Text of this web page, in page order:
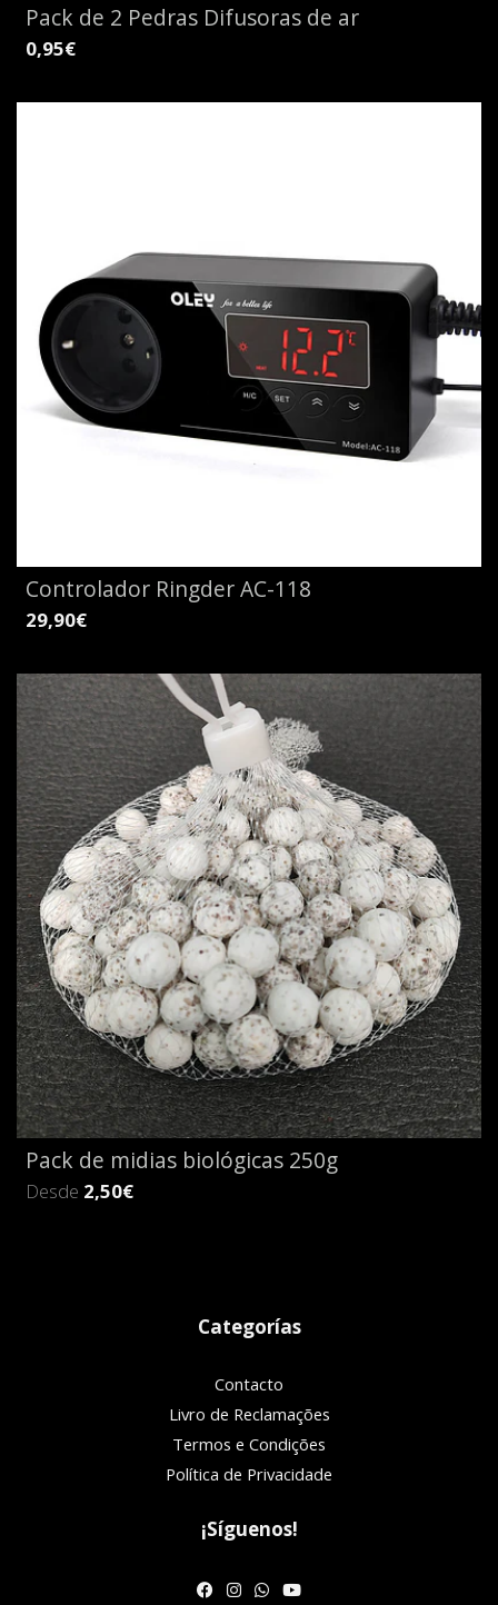
Pack de 2 Pedras Difusoras de ar
0,95€
Controlador Ringder AC-118
29,90€
Pack de midias biológicas 250g
Desde 2,50€
Categorías
Contacto
Livro de Reclamações
Termos e Condições
Política de Privacidade
¡Síguenos!